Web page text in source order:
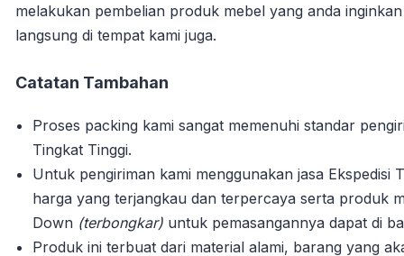
melakukan pembelian produk mebel yang anda
langsung di tempat kami juga.
Catatan Tambahan
Proses packing kami sangat memenuhi standar
Tingkat Tinggi.
Untuk pengiriman kami menggunakan jasa Ekspedisi
harga yang terjangkau dan terpercaya serta produk
Down (terbongkar) untuk pemasangannya dapat di
Produk ini terbuat dari material alami, barang yang